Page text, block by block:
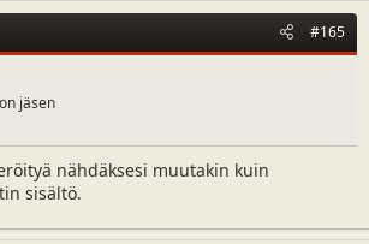
#165
jäsen
nähdäksesi muutakin kuin
sisältö.